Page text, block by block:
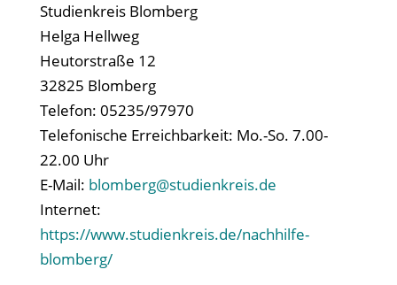
Studienkreis Blomberg
Helga Hellweg
Heutorstraße 12
32825 Blomberg
Telefon: 05235/97970
Telefonische Erreichbarkeit: Mo.-So. 7.00-
22.00 Uhr
E-Mail: blomberg@studienkreis.de
Internet:
https://www.studienkreis.de/nachhilfe-
blomberg/